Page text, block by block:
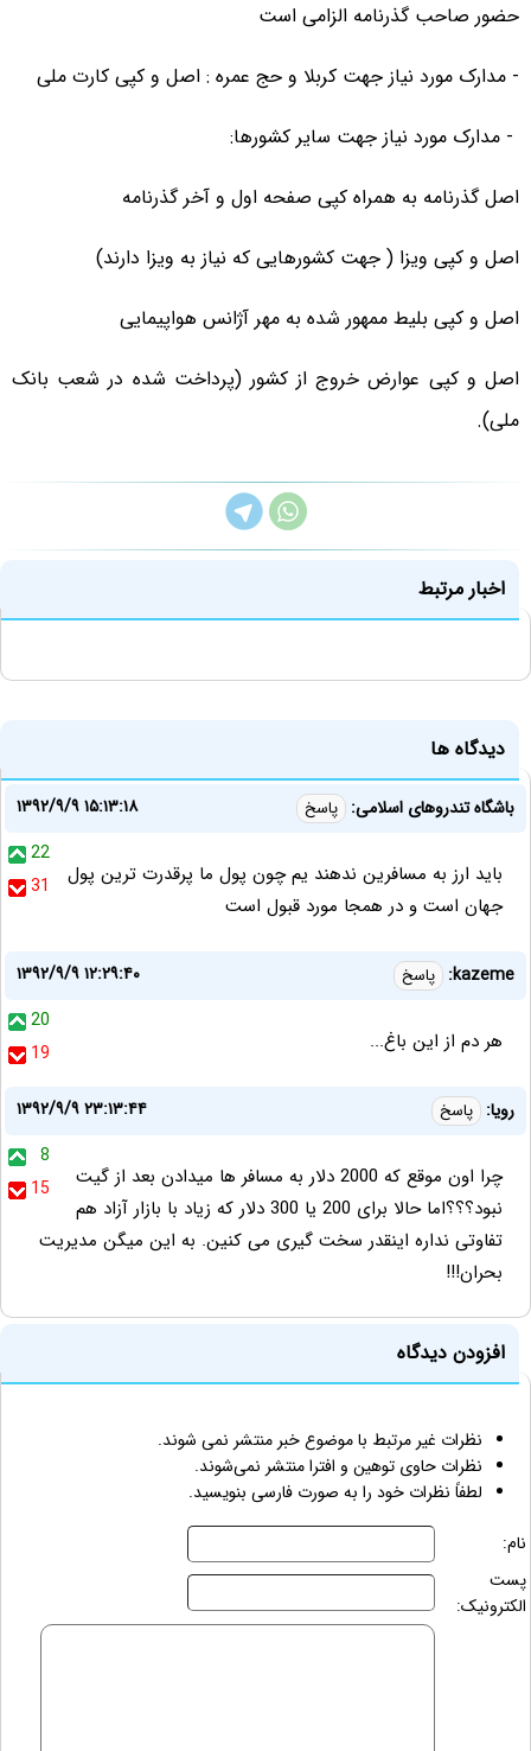
حضور صاحب گذرنامه الزامی است
- مدارک مورد نیاز جهت کربلا و حج عمره : اصل و کپی کارت ملی
- مدارک مورد نیاز جهت سایر کشورها:
اصل گذرنامه به همراه کپی صفحه اول و آخر گذرنامه
اصل و کپی ویزا ( جهت کشورهایی که نیاز به ویزا دارند)
اصل و کپی بلیط ممهور شده به مهر آژانس هواپیمایی
اصل و کپی عوارض خروج از کشور (پرداخت شده در شعب بانک
ملی).
اخبار مرتبط
دیدگاه ها
باشگاه تندروهای اسلامی: پاسخ
۱۳۹۲/۹/۹ ۱۵:۱۳:۱۸
22
31
باید ارز به مسافرین ندهند یم چون پول ما پرقدرت ترین پول
جهان است و در همجا مورد قبول است
kazeme: پاسخ
۱۳۹۲/۹/۹ ۱۲:۲۹:۴۰
20
19
هر دم از این باغ...
رویا: پاسخ
۱۳۹۲/۹/۹ ۲۳:۱۳:۴۴
8
15
چرا اون موقع که 2000 دلار به مسافر ها میدادن بعد از گیت
نبود؟؟؟اما حالا برای 200 یا 300 دلار که زیاد با بازار آزاد هم
تفاوتی نداره اینقدر سخت گیری می کنین. به این میگن مدیریت
بحران!!!
افزودن دیدگاه
نظرات غیر مرتبط با موضوع خبر منتشر نمی شوند.
نظرات حاوی توهین و افترا منتشر نمی‌شوند.
لطفاً نظرات خود را به صورت فارسی بنویسید.
نام:
پست
الکترونیک: